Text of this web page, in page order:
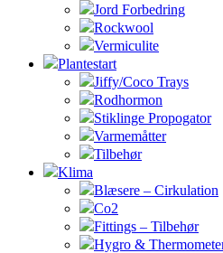
Jord Forbedring
Rockwool
Vermiculite
Plantestart
Jiffy/Coco Trays
Rodhormon
Stiklinge Propogator
Varmemåtter
Tilbehør
Klima
Blæsere – Cirkulation
Co2
Fittings – Tilbehør
Hygro &